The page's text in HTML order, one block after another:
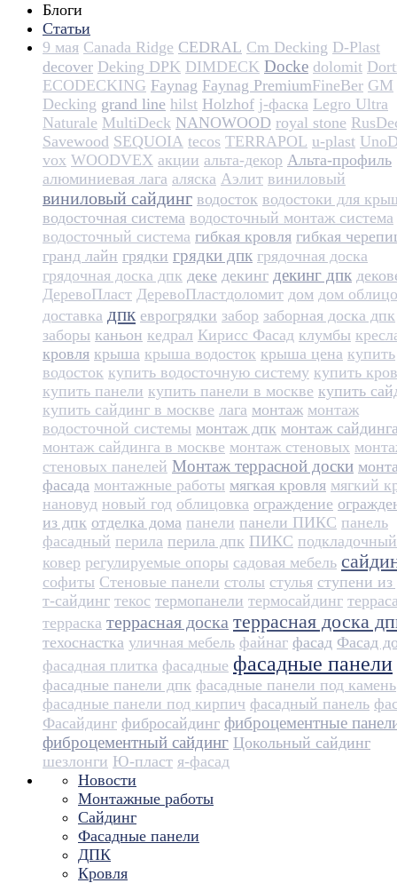
Блоги
Статьи
9 мая Canada Ridge CEDRAL Cm Decking D-Plast
decover Deking DPK DIMDECK Docke dolomit
ECODECKING Faynag Faynag Premium​​​​​​​​​​FineBer GM
Decking grand line hilst Holzhof j-фаска Legro Ultra
Naturale MultiDeck NANOWOOD royal stone
Savewood SEQUOIA tecos TERRAPOL u-plast
vox WOODVEX акции альта-декор Альта-профиль
алюминиевая лага аляска Аэлит виниловый
виниловый сайдинг водосток водостоки для
водосточная система водосточный монтаж система
водосточный система гибкая кровля гибкая
гранд лайн грядки грядки дпк грядочная доска
грядочная доска дпк деке декинг декинг дпк
ДеревоПласт ДеревоПласт​доломит дом дом
доставка дпк еврогрядки забор заборная доска дпк
заборы каньон кедрал Кирисс Фасад клумбы
кровля крыша крыша водосток крыша цена купить
водосток купить водосточную систему купить
купить панели купить панели в москве купить
купить сайдинг в москве лага монтаж монтаж
водосточной системы монтаж дпк монтаж
монтаж сайдинга в москве монтаж стеновых
стеновых панелей Монтаж террасной доски
фасада монтажные работы мягкая кровля мягкий
нановуд новый год облицовка ограждение
из дпк отделка дома панели панели ПИКС панель
фасадный перила перила дпк ПИКС подкладочный
ковер регулируемые опоры садовая мебель
софиты Стеновые панели столы стулья ступени
т-сайдинг текос термопанели термосайдинг
терраска террасная доска террасная доска
техоснастка уличная мебель файнаг фасад Фасад
фасадная плитка фасадные фасадные панели
фасадные панели дпк фасадные панели под камень
фасадные панели под кирпич фасадный панель
Фасайдинг фибросайдинг фиброцементные
фиброцементный сайдинг Цокольный сайдинг
шезлонги Ю-пласт я-фасад
Новости
Монтажные работы
Сайдинг
Фасадные панели
ДПК
Кровля